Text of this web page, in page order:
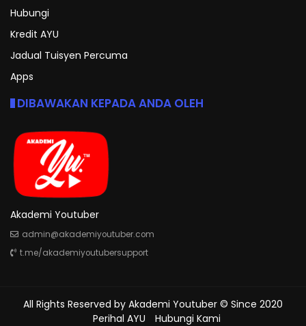
Hubungi
Kredit AYU
Jadual Tuisyen Percuma
Apps
DIBAWAKAN KEPADA ANDA OLEH
Akademi Youtuber
admin@akademiyoutuber.com
t.me/akademiyoutubersupport
All Rights Reserved by Akademi Youtuber © Since 2020
Perihal AYU
Hubungi Kami